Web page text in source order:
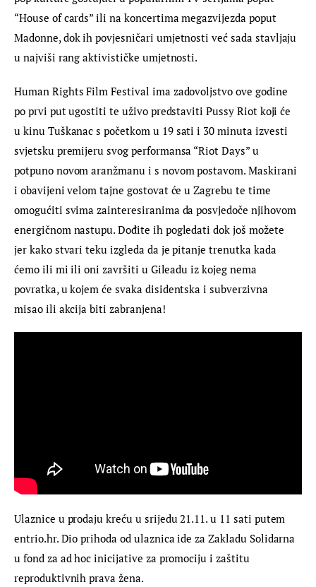
“House of cards” ili na koncertima megazvijezda poput
Madonne, dok ih povjesničari umjetnosti već sada stavljaju
u najviši rang aktivističke umjetnosti.
Human Rights Film Festival ima zadovoljstvo ove godine
po prvi put ugostiti te uživo predstaviti Pussy Riot koji će
u kinu Tuškanac s početkom u 19 sati i 30 minuta izvesti
svjetsku premijeru svog performansa “Riot Days” u
potpuno novom aranžmanu i s novom postavom. Maskirani
i obavijeni velom tajne gostovat će u Zagrebu te time
omogućiti svima zainteresiranima da posvjedoče njihovom
energičnom nastupu. Dođite ih pogledati dok još možete
jer kako stvari teku izgleda da je pitanje trenutka kada
ćemo ili mi ili oni završiti u Gileadu iz kojeg nema
povratka, u kojem će svaka disidentska i subverzivna
misao ili akcija biti zabranjena!
Ulaznice u prodaju kreću u srijedu 21.11. u 11 sati putem
entrio.hr. Dio prihoda od ulaznica ide za Zakladu Solidarna
u fond za ad hoc inicijative za promociju i zaštitu
reproduktivnih prava žena.